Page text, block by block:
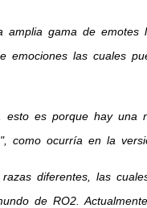
amplia gama de emotes
emociones las cuales
es porque hay una
como ocurría en la
diferentes, las
de RO2.